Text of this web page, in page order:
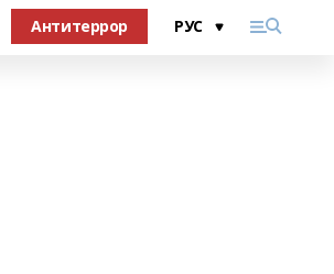
Антитеррор